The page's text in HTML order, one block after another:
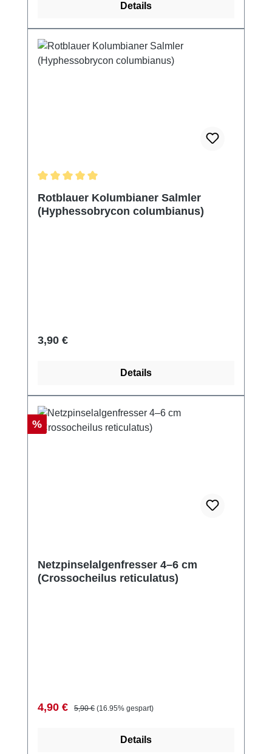
Details
Rotblauer Kolumbianer Salmler
(Hyphessobrycon columbianus)
Regulärer Preis:
3,90 €
Details
Rabatt
%
Netzpinselalgenfresser 4–6 cm
(Crossocheilus reticulatus)
Verkaufspreis:
4,90 € Regulärer Preis:
5,90 € (16.95% gespart)
Details